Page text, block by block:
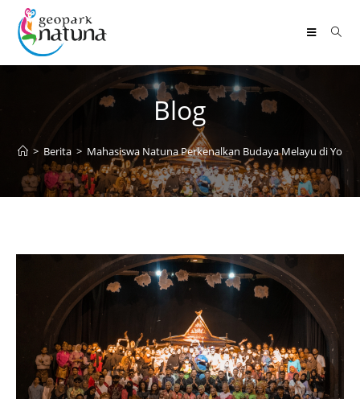
Blog
> Berita > Mahasiswa Natuna Perkenalkan Budaya Melayu di